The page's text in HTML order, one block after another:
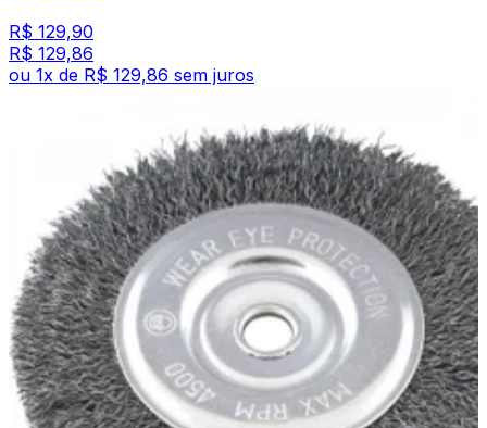
R$ 129,90
R$ 129,86
ou 1x de R$ 129,86 sem juros